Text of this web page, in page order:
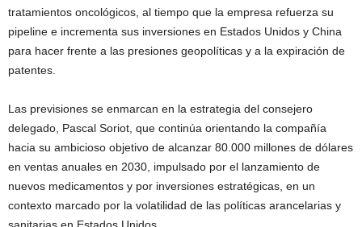
tratamientos oncológicos, al tiempo que la empresa refuerza su
pipeline e incrementa sus inversiones en Estados Unidos y China
para hacer frente a las presiones geopolíticas y a la expiración de
patentes.
Las previsiones se enmarcan en la estrategia del consejero
delegado, Pascal Soriot, que continúa orientando la compañía
hacia su ambicioso objetivo de alcanzar 80.000 millones de dólares
en ventas anuales en 2030, impulsado por el lanzamiento de
nuevos medicamentos y por inversiones estratégicas, en un
contexto marcado por la volatilidad de las políticas arancelarias y